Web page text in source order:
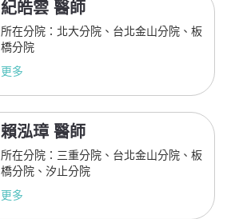
紀皓雲 醫師
所在分院：北大分院、台北金山分院、板
橋分院
更多
賴泓璋 醫師
所在分院：三重分院、台北金山分院、板
橋分院、汐止分院
更多